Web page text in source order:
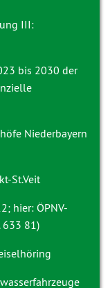
III:
bis 2030 der
Niederbayern
St.Veit
hier: ÖPNV-
633 81)